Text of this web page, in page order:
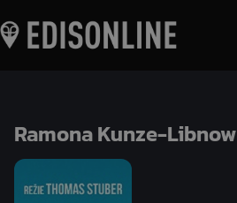
Ramona Kunze-Libnow